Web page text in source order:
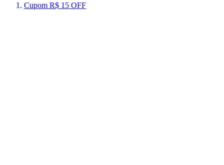
Cupom R$ 15 OFF